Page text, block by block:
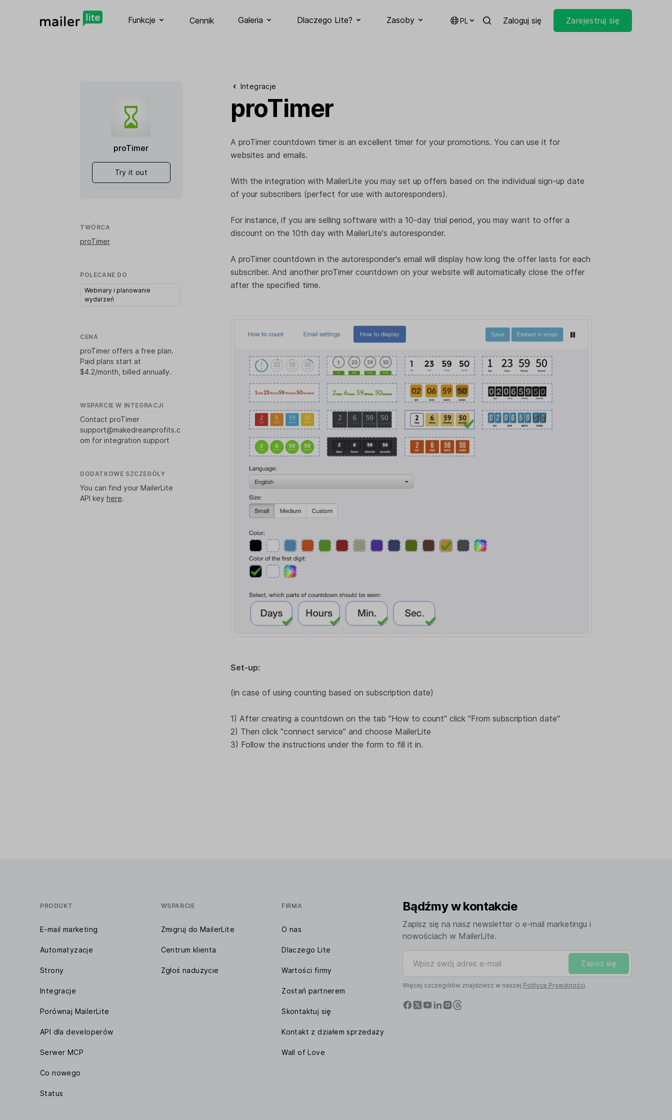
Funkcje Cennik Galeria Dlaczego Lite? Zasoby PL Zaloguj się Zarejestruj się
proTimer
Try it out
TWÓRCA
proTimer
POLECANE DO
Webinary i planowanie
wydarzeń
CENA
proTimer offers a free plan.
Paid plans start at
$4.2/month, billed annually.
WSPARCIE W INTEGRACJI
Contact proTimer
support@makedreamprofits.c
om for integration support
DODATKOWE SZCZEGÓŁY
You can find your MailerLite
API key here.
Integracje
proTimer
A proTimer countdown timer is an excellent timer for your promotions. You can use it for
websites and emails.
With the integration with MailerLite you may set up offers based on the individual sign-up date
of your subscribers (perfect for use with autoresponders).
For instance, if you are selling software with a 10-day trial period, you may want to offer a
discount on the 10th day with MailerLite's autoresponder.
A proTimer countdown in the autoresponder's email will display how long the offer lasts for each
subscriber. And another proTimer countdown on your website will automatically close the offer
after the specified time.
Set-up:
(in case of using counting based on subscription date)
1) After creating a countdown on the tab "How to count" click "From subscription date"
2) Then click "connect service" and choose MailerLite
3) Follow the instructions under the form to fill it in.
PRODUKT
E-mail marketing
Automatyzacje
Strony
Integracje
Porównaj MailerLite
API dla developerów
Serwer MCP
Co nowego
Status
WSPARCIE
Zmigruj do MailerLite
Centrum klienta
Zgłoś nadużycie
FIRMA
O nas
Dlaczego Lite
Wartości firmy
Zostań partnerem
Skontaktuj się
Kontakt z działem sprzedaży
Wall of Love
Bądźmy w kontakcie
Zapisz się na nasz newsletter o e-mail marketingu i
nowościach w MailerLite.
Wpisz swój adres e-mail
Zapisz się
Więcej szczegółów znajdziesz w naszej Polityce Prywatności.